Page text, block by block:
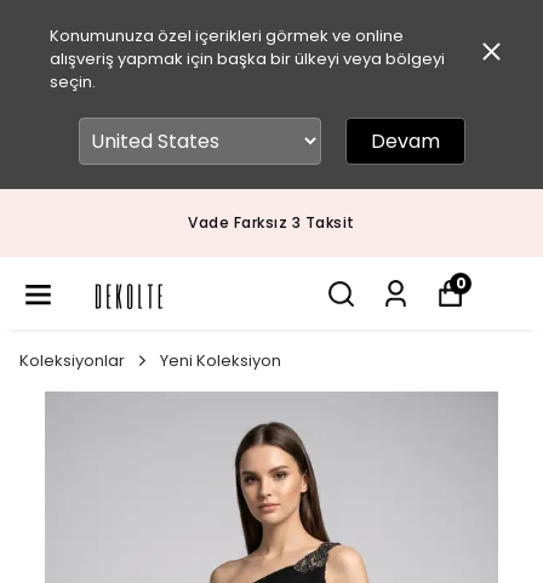
Konumunuza özel içerikleri görmek ve online
alışveriş yapmak için başka bir ülkeyi veya bölgeyi
seçin.
Devam
Vade Farksız 3 Taksit
0
Koleksiyonlar Yeni Koleksiyon